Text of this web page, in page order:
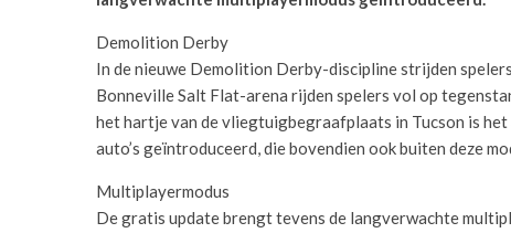
Demolition Derby
In de nieuwe Demolition Derby-discipline strijden
Bonneville Salt Flat-arena rijden spelers vol op
het hartje van de vliegtuigbegraafplaats in Tucson is
auto’s geïntroduceerd, die bovendien ook buiten deze
Multiplayermodus
De gratis update brengt tevens de langverwachte